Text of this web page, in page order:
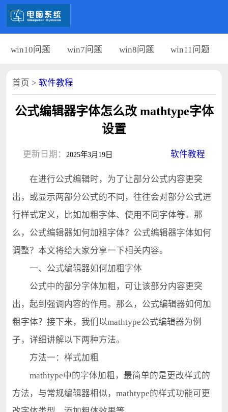
win10问题 win7问题 win8问题 win11问题
首页 > 软件教程
公式编辑器字体怎么改 mathtype字体
设置
更新日期： 2025年3月19日 软件教程
在进行公式编辑时，为了让部分公式内容更突
出，或显示两部分公式的不同，往往会对部分公式进
行样式定义，比如加粗字体、使用不同字体等。那
么，公式编辑器如何加粗字体？公式编辑器字体如何
调整？本文将给大家分享一下相关内容。
一、公式编辑器如何加粗字体
公式中的部分字体加粗，可让该部分内容更突
出，起到强调内容的作用。那么，公式编辑器如何加
粗字体？接下来，我们以mathtype公式编辑器为例
子，详细讲解以下两种方法。
方法一：样式加粗
mathtype中的字体加粗，最简单的是更改样式的
方法，与常规编辑器相似，mathtype的样式功能可更